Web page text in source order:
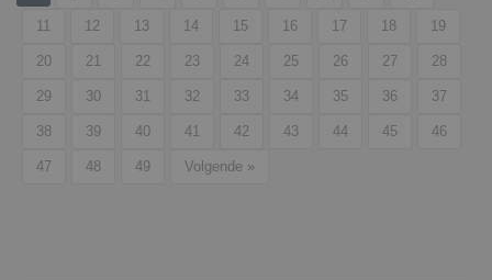
11 12 13 14 15 16 17 18 19
20 21 22 23 24 25 26 27 28
29 30 31 32 33 34 35 36 37
38 39 40 41 42 43 44 45 46
47 48 49 Volgende »